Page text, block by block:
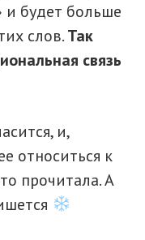
и будет больше
слов.Так
связь
и,
относиться к
прочитала. А